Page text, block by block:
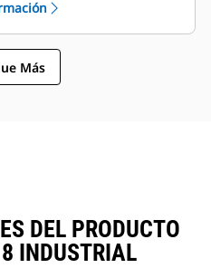
Más
DEL PRODUCTO
INDUSTRIAL